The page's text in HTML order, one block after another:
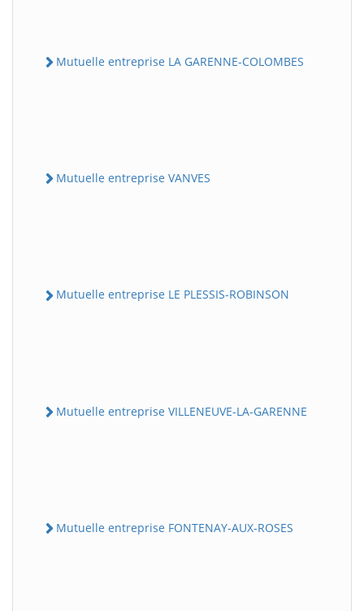
Mutuelle entreprise LA GARENNE-COLOMBES
Mutuelle entreprise VANVES
Mutuelle entreprise LE PLESSIS-ROBINSON
Mutuelle entreprise VILLENEUVE-LA-GARENNE
Mutuelle entreprise FONTENAY-AUX-ROSES